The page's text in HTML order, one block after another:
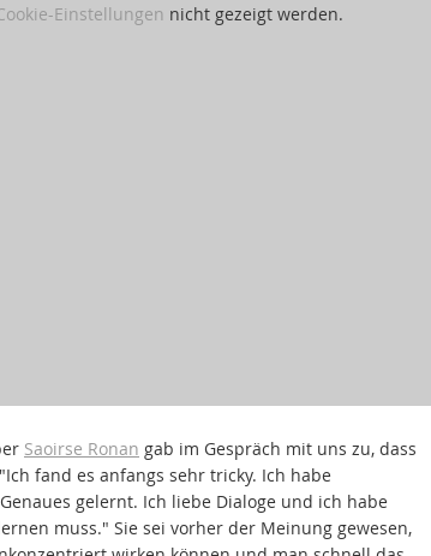
Einstellungen nicht gezeigt werden.
Saoirse Ronan gab im Gespräch mit uns zu, dass
fand es anfangs sehr tricky. Ich habe
gelernt. Ich liebe Dialoge und ich habe
muss." Sie sei vorher der Meinung gewesen,